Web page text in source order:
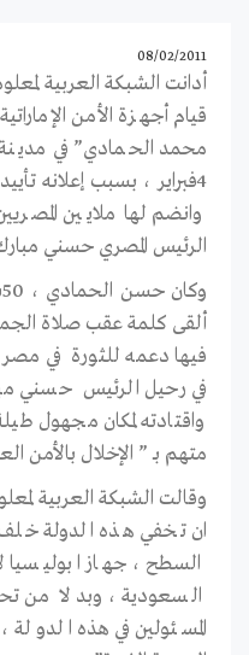
08/02/2011
أدانت الشبكة العربية
قيام أجهزة الأمن
محمد الحمادي” في
4فبراير ، بسبب إعلانه
وانضم لها ملايين
الرئيس المصري حسني
ألقى كلمة عقب صلاة
فيها دعمه للثورة في مصر
في رحيل الرئيس حسني
واقتادته لمكان مجهول
متهم بـ ” الإخلال بالأمن
وقالت الشبكة العربية
ان تخفي هذه الدولة خلف
السطح ، جهازا
السعودية ، وبدلا من
المسئولين في هذه